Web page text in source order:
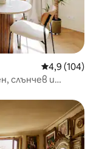
Средна
4,9 (104)
слънчев и